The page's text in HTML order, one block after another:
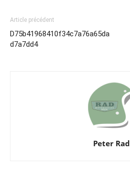
Article précédent
D75b41968410f34c7a76a65da
d7a7dd4
Peter Rad